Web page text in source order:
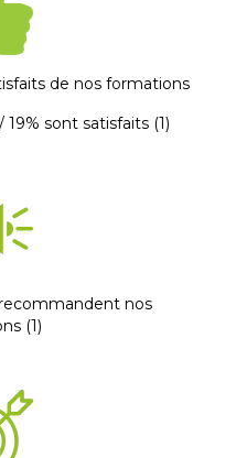
de nos formations
sont satisfaits (1)
nos
(1)